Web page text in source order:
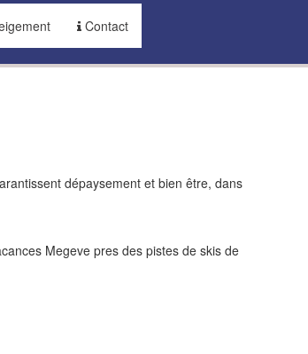
Contact
dépaysement et bien être, dans
Megeve pres des pistes de skis de